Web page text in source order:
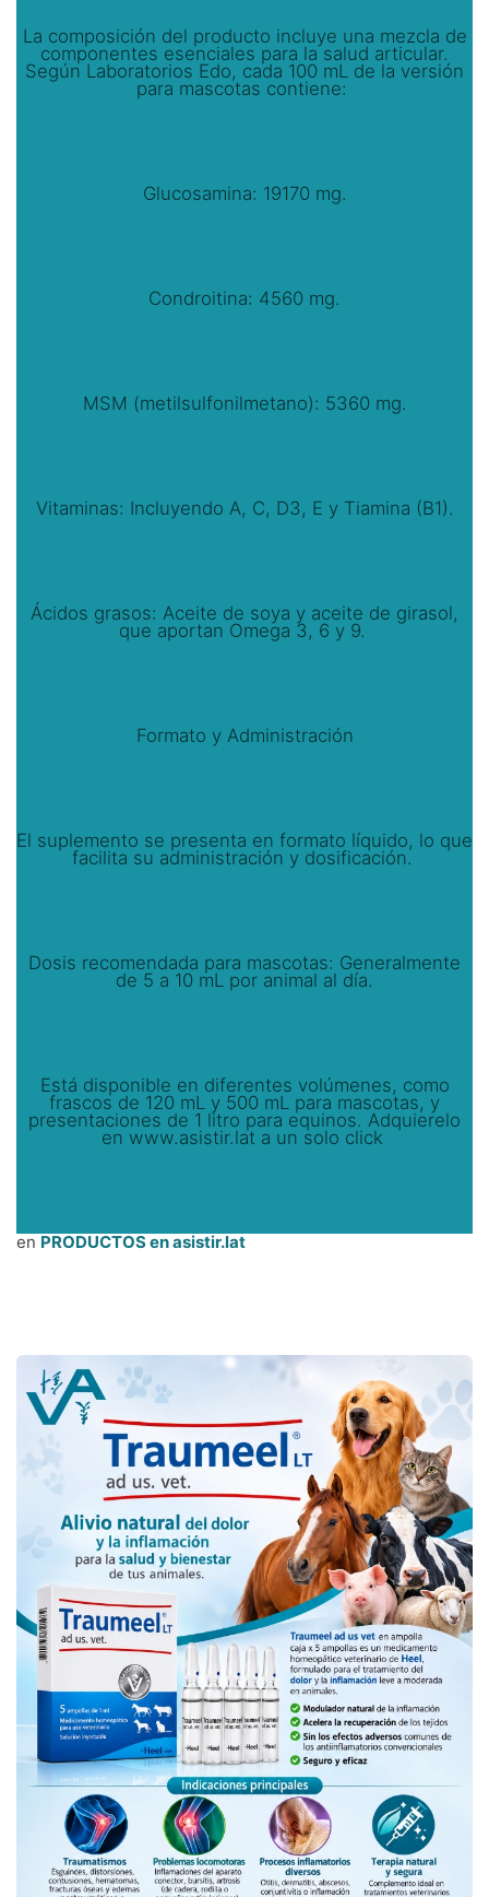
La composición del producto incluye una mezcla de
componentes esenciales para la salud articular.
Según Laboratorios Edo, cada 100 mL de la versión
para mascotas contiene:
Glucosamina: 19170 mg.
Condroitina: 4560 mg.
MSM (metilsulfonilmetano): 5360 mg.
Vitaminas: Incluyendo A, C, D3, E y Tiamina (B1).
Ácidos grasos: Aceite de soya y aceite de girasol,
que aportan Omega 3, 6 y 9.
Formato y Administración
El suplemento se presenta en formato líquido, lo que
facilita su administración y dosificación.
Dosis recomendada para mascotas: Generalmente
de 5 a 10 mL por animal al día.
Está disponible en diferentes volúmenes, como
frascos de 120 mL y 500 mL para mascotas, y
presentaciones de 1 litro para equinos. Adquierelo
en www.asistir.lat a un solo click
en PRODUCTOS en asistir.lat